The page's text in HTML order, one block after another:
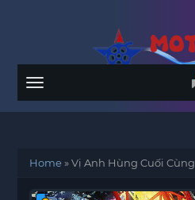
Menu
Home»Vị Anh Hùng Cuối Cùng